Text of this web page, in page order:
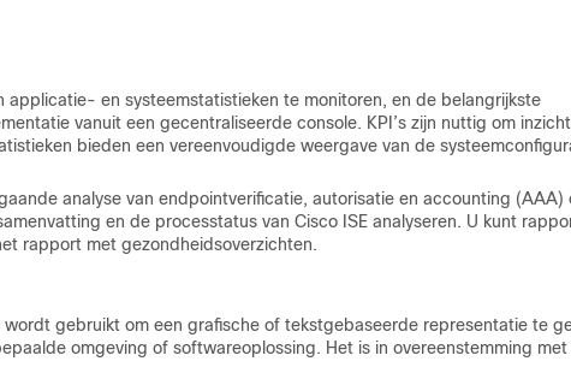
en systeemstatistieken te monitoren, en de belangrijkste
vanuit een gecentraliseerde console. KPI’s zijn nuttig om
bieden een vereenvoudigde weergave van de
analyse van endpointverificatie, autorisatie en accounting (AAA)
en de processtatus van Cisco ISE analyseren. U kunt
rapport met gezondheidsoverzichten.
gebruikt om een grafische of tekstgebaseerde representatie te
omgeving of softwareoplossing. Het is in overeenstemming